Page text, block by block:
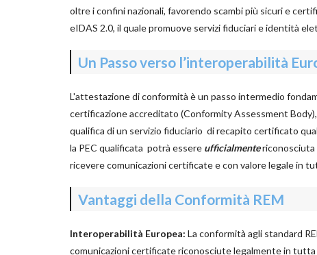
oltre i confini nazionali, favorendo scambi più sicuri e
eIDAS 2.0, il quale promuove servizi fiduciari e identità
Un Passo verso l’interoperabilità
L'attestazione di conformità è un passo intermedio
certificazione accreditato (Conformity Assessment
qualifica di un servizio fiduciario di recapito certificato
la PEC qualificata potrà essere ufficialmentericonosciuta
ricevere comunicazioni certificate e con valore legale in
Vantaggi della Conformità REM
Interoperabilità Europea: La conformità agli standard
comunicazioni certificate riconosciute legalmente in